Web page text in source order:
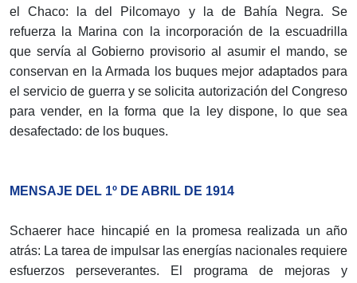
el Chaco: la del Pilcomayo y la de Bahía Negra. Se
refuerza la Marina con la incorporación de la escuadrilla
que servía al Gobierno provisorio al asumir el mando, se
conservan en la Armada los buques mejor adaptados para
el servicio de guerra y se solicita autorización del Congreso
para vender, en la forma que la ley dispone, lo que sea
desafectado: de los buques.
MENSAJE DEL 1º DE ABRIL DE 1914
Schaerer hace hincapié en la promesa realizada un año
atrás: La tarea de impulsar las energías nacionales requiere
esfuerzos perseverantes. El programa de mejoras y